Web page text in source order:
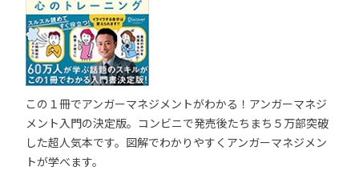
この１冊でアンガーマネジメントがわかる！アンガーマネジ
メント入門の決定版。コンビニで発売後たちまち５万部突破
した超人気本です。図解でわかりやすくアンガーマネジメン
トが学べます。